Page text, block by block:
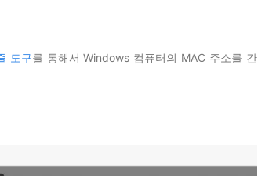
도구를 통해서 Windows 컴퓨터의 MAC 주소를 간